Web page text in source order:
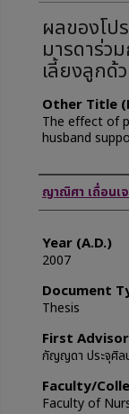
ผลของโป
มารดาร่ว
เลี้ยงลูกด้
Other Title
The effect of
husband
Author
ญาณิศา เถื่อนเ
Year (A.D.)
2007
Document
Thesis
First Advisor
กัญญดา ประจุศิล
Faculty/
Faculty of